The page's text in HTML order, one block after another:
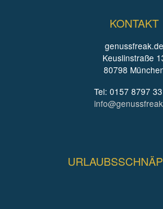
KONTAKT
genussfreak.de
Keuslinstraße
80798
Tel: 0157 8797